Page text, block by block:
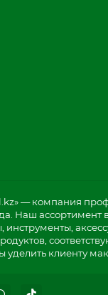
— компания
Наш
инструменты,
уделить клиенту